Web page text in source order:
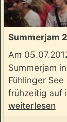
Summerjam
Am
Summerjam
Fühlinger
frühzeitig auf
weiterlesen